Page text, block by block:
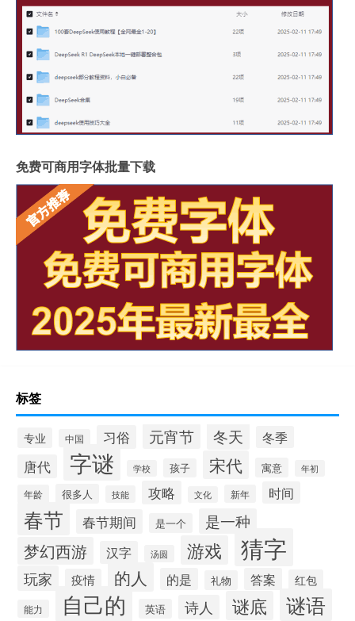
免费可商用字体批量下载
标签
专业 中国 习俗 元宵节 冬天 冬季
唐代 字谜 学校 孩子 宋代 寓意 年初
年龄 很多人 技能 攻略 文化 新年 时间
春节 春节期间 是一个 是一种
梦幻西游 汉字 汤圆 游戏 猜字
玩家 疫情 的人 的是 礼物 答案 红包
能力 自己的 英语 诗人 谜底 谜语